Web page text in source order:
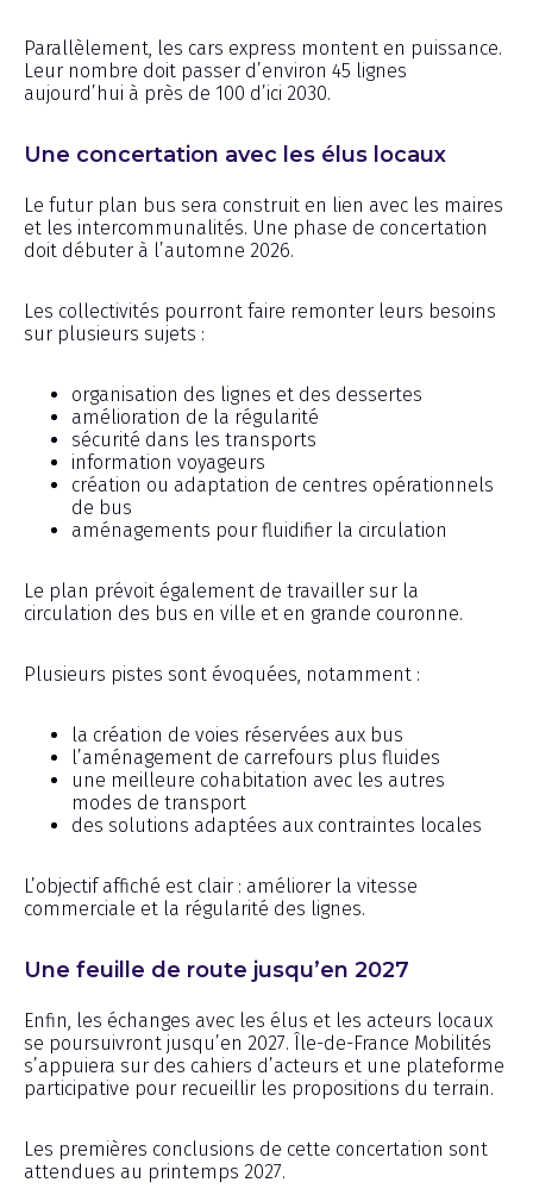
Parallèlement, les cars express montent en puissance.
Leur nombre doit passer d’environ 45 lignes
aujourd’hui à près de 100 d’ici 2030.
Une concertation avec les élus locaux
Le futur plan bus sera construit en lien avec les maires
et les intercommunalités. Une phase de concertation
doit débuter à l’automne 2026.
Les collectivités pourront faire remonter leurs besoins
sur plusieurs sujets :
organisation des lignes et des dessertes
amélioration de la régularité
sécurité dans les transports
information voyageurs
création ou adaptation de centres opérationnels
de bus
aménagements pour fluidifier la circulation
Le plan prévoit également de travailler sur la
circulation des bus en ville et en grande couronne.
Plusieurs pistes sont évoquées, notamment :
la création de voies réservées aux bus
l’aménagement de carrefours plus fluides
une meilleure cohabitation avec les autres
modes de transport
des solutions adaptées aux contraintes locales
L’objectif affiché est clair : améliorer la vitesse
commerciale et la régularité des lignes.
Une feuille de route jusqu’en 2027
Enfin, les échanges avec les élus et les acteurs locaux
se poursuivront jusqu’en 2027. Île-de-France Mobilités
s’appuiera sur des cahiers d’acteurs et une plateforme
participative pour recueillir les propositions du terrain.
Les premières conclusions de cette concertation sont
attendues au printemps 2027.